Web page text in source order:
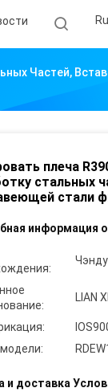
Частей,
плеча
стальных
стали
информация
LIAN
и доставка